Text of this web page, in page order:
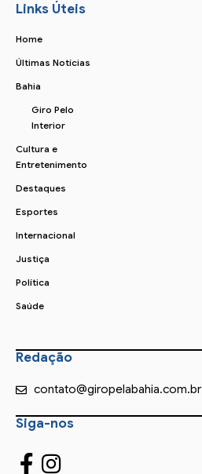
Links Úteis
Home
Últimas Notícias
Bahia
Giro Pelo
Interior
Cultura e
Entretenimento
Destaques
Esportes
Internacional
Justiça
Política
Saúde
Redação
contato@giropelabahia.com.br
Siga-nos